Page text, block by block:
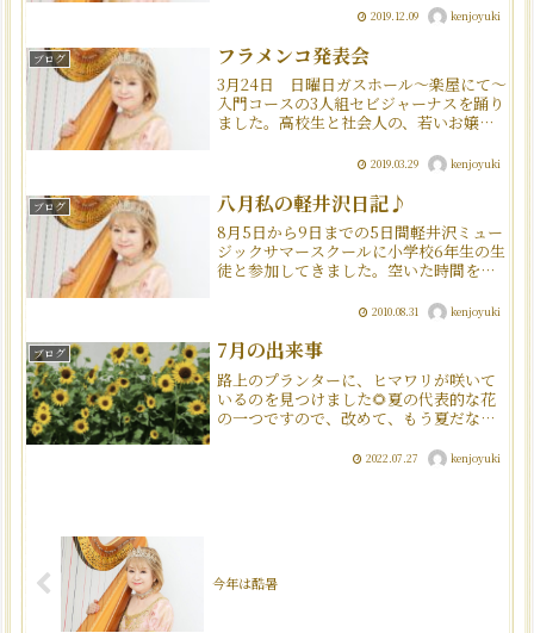
が吹き飛ぶ楽しい1日となりました。
2019.12.09 kenjoyuki
ブログ フラメンコ発表会
3月24日 日曜日ガスホール～楽屋にて～
入門コースの3人組セビジャーナスを踊り
ました。高校生と社会人の、若いお嬢さ
2019.03.29 kenjoyuki
ブログ 八月私の軽井沢日記♪
8月5日から9日までの5日間軽井沢ミュー
ジックサマースクールに小学校6年生の生
徒と参加してきました。空いた時間を見
リアセンに入園し、のんびりとした一時
を過ごしました。ペイネ『恋人たちの
像』旧朝吹山荘『睡鳩...
2010.08.31 kenjoyuki
ブログ 7月の出来事
路上のプランターに、ヒマワリが咲いて
いるのを見つけました🌻夏の代表的な花
の一つですので、改めて、もう夏だなと
リをみると、自分もまっすぐに生きてい
2022.07.27 kenjoyuki
今年は酷暑